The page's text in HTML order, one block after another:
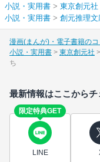
小説・実用書 > 東京創元社
小説・実用書 > 創元推理文
漫画(まんが)・電子書籍の
小説・実用書
東京創元社
ち
最新情報はここからチ
限定特典GET
LINE